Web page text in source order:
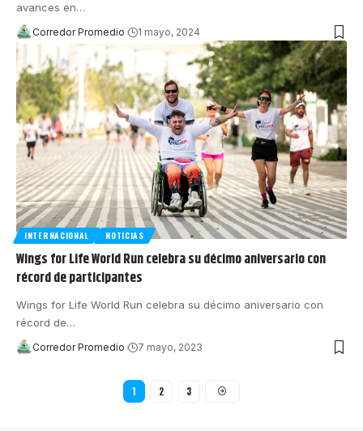
avances en…
Corredor Promedio 1 mayo, 2024
INTERNACIONAL NOTICIAS
Wings for Life World Run celebra su décimo aniversario con
récord de participantes
Wings for Life World Run celebra su décimo aniversario con
récord de…
Corredor Promedio 7 mayo, 2023
1 2 3